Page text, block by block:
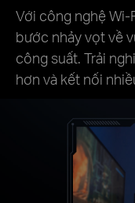
Với công nghệ Wi-
bước nhảy vọt về
công suất. Trải
hơn và kết nối